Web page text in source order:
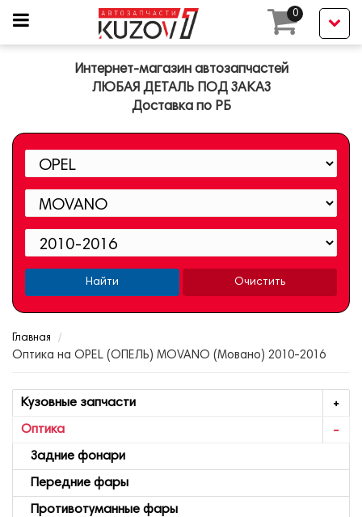
0
Интернет-магазин автозапчастей
ЛЮБАЯ ДЕТАЛЬ ПОД ЗАКАЗ
Доставка по РБ
Найти Очистить
Главная
Оптика на OPEL (ОПЕЛЬ) MOVANO (Мовано) 2010-2016
Кузовные запчасти
Оптика
Задние фонари
Передние фары
Противотуманные фары